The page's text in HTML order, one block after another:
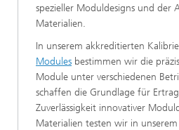
spezieller Moduldesigns und der
Materialien.
In unserem akkreditierten
Modules bestimmen wir die
Module unter verschiedenen
schaffen die Grundlage für
Zuverlässigkeit innovativer
Materialien testen wir in